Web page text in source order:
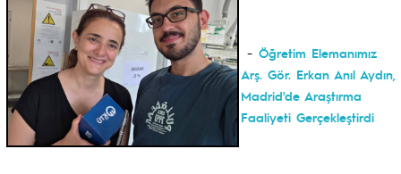
- Öğretim Elemanımız
Arş. Gör. Erkan Anıl Aydın,
Madrid'de Araştırma
Faaliyeti Gerçekleştirdi